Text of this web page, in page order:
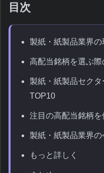
目次
製紙・紙製品業界
高配当銘柄を選ぶ際
製紙・紙製品セク
TOP10
注目の高配当銘柄を
製紙・紙製品業界の
もっと詳しく